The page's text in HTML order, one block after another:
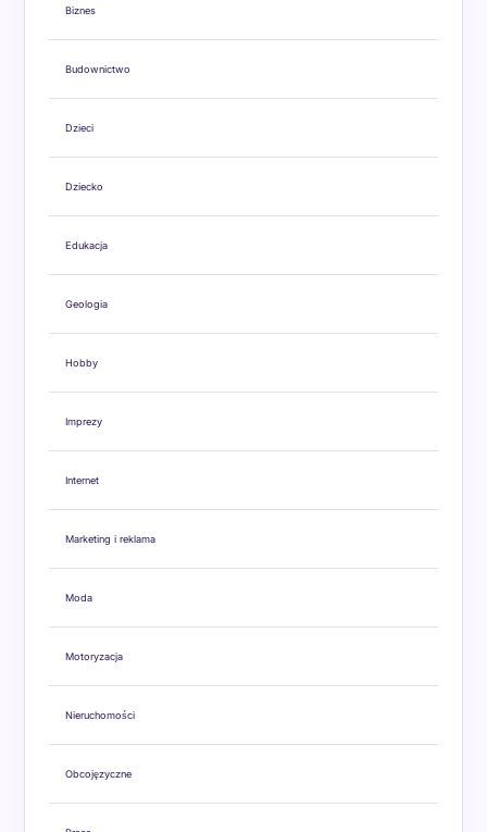
Biznes
Budownictwo
Dzieci
Dziecko
Edukacja
Geologia
Hobby
Imprezy
Internet
Marketing i reklama
Moda
Motoryzacja
Nieruchomości
Obcojęzyczne